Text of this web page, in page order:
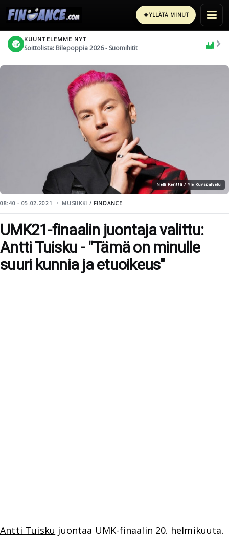
✦YLLÄTÄ MINUT
KUUNTELEMME NYT
Soittolista: Bilepoppia 2026 - Suomihitit
Nelli Kenttä / Yle Kuvapalvelu
08:40 - 05.02.2021 MUSIIKKI / FINDANCE
UMK21-finaalin juontaja valittu:
Antti Tuisku - "Tämä on minulle
suuri kunnia ja etuoikeus"
Antti Tuisku juontaa UMK-finaalin 20. helmikuuta.